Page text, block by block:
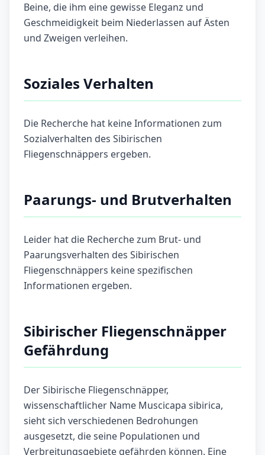
Beine, die ihm eine gewisse Eleganz und
Geschmeidigkeit beim Niederlassen auf Ästen
und Zweigen verleihen.
Soziales Verhalten
Die Recherche hat keine Informationen zum
Sozialverhalten des Sibirischen
Fliegenschnäppers ergeben.
Paarungs- und Brutverhalten
Leider hat die Recherche zum Brut- und
Paarungsverhalten des Sibirischen
Fliegenschnäppers keine spezifischen
Informationen ergeben.
Sibirischer Fliegenschnäpper
Gefährdung
Der Sibirische Fliegenschnäpper,
wissenschaftlicher Name Muscicapa sibirica,
sieht sich verschiedenen Bedrohungen
ausgesetzt, die seine Populationen und
Verbreitungsgebiete gefährden können. Eine